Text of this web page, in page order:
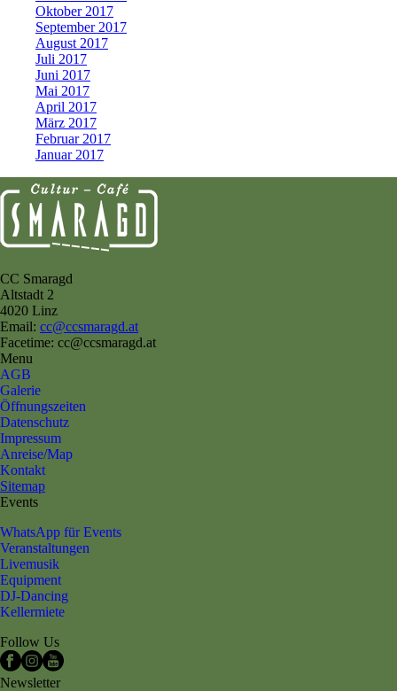
Oktober 2017
September 2017
August 2017
Juli 2017
Juni 2017
Mai 2017
April 2017
März 2017
Februar 2017
Januar 2017
CC Smaragd
Altstadt 2
4020 Linz
Email: cc@ccsmaragd.at
Facetime: cc@ccsmaragd.at
Menu
AGB
Galerie
Öffnungszeiten
Datenschutz
Impressum
Anreise/Map
Kontakt
Sitemap
Events
WhatsApp für Events
Veranstaltungen
Livemusik
Equipment
DJ-Dancing
Kellermiete
Follow Us
Newsletter